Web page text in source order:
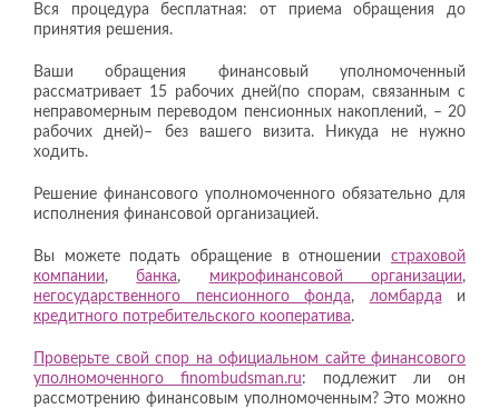
Вся процедура бесплатная: от приема обращения до
принятия решения.
Ваши обращения финансовый уполномоченный
рассматривает 15 рабочих дней(по спорам, связанным с
неправомерным переводом пенсионных накоплений, – 20
рабочих дней)– без вашего визита. Никуда не нужно
ходить.
Решение финансового уполномоченного обязательно для
исполнения финансовой организацией.
Вы можете подать обращение в отношении страховой
компании,банка, микрофинансовой организации,
негосударственного пенсионного фонда, ломбарда и
кредитного потребительского кооператива.
Проверьте свой спор на официальном сайте финансового
уполномоченного finombudsman.ru: подлежит ли он
рассмотрению финансовым уполномоченным? Это можно